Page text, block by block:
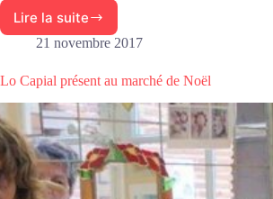
Lire la suite
Expo
photos
Jean-
Emmanuel
Chevry
21 novembre 2017
Lo Capial présent au marché de Noël